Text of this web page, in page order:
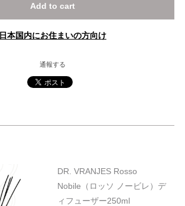
Add to cart
日本国内にお住まいの方向け
通報する
DR. VRANJES Rosso
Nobile（ロッソ ノービレ）デ
ィフューザー250ml